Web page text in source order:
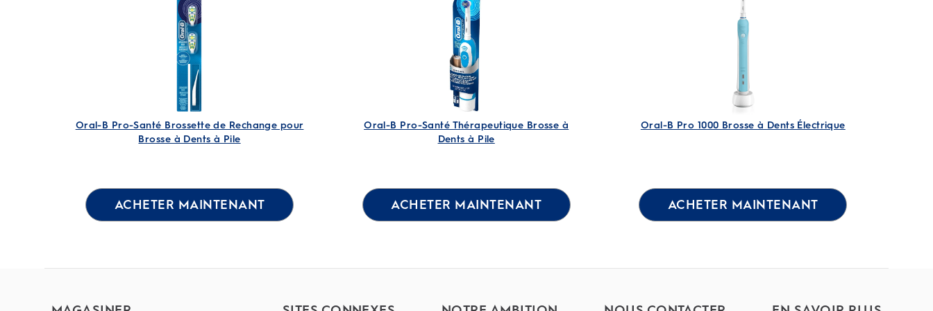
Oral-B Pro-Santé Brossette de Rechange pour
Brosse à Dents à Pile
ACHETER MAINTENANT
évaluations
Oral-B Pro-Santé Thérapeutique Brosse à
Dents à Pile
ACHETER MAINTENANT
Oral-B Pro 1000 Brosse à Dents Électrique
ACHETER MAINTENANT